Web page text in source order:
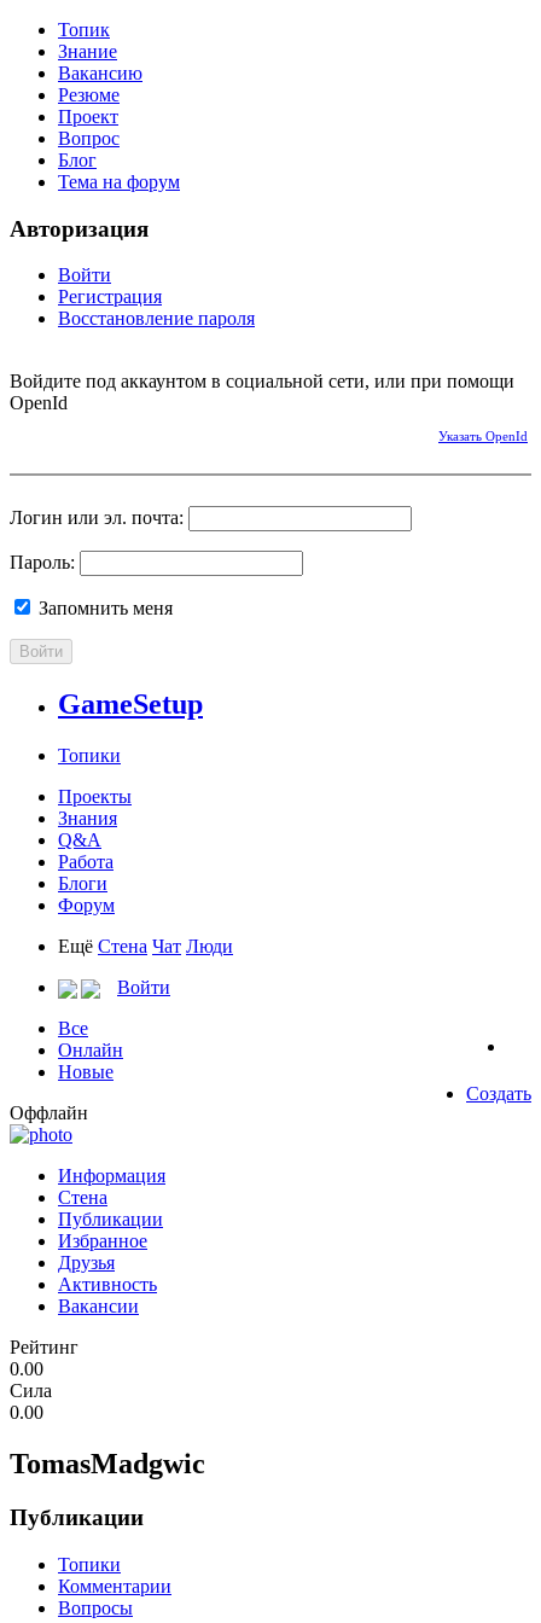
Топик
Знание
Вакансию
Резюме
Проект
Вопрос
Блог
Тема на форум
Авторизация
Войти
Регистрация
Восстановление пароля
Войдите под аккаунтом в социальной сети, или при помощи
OpenId
Указать OpenId
Логин или эл. почта:
Пароль:
Запомнить меня
Войти
GameSetup
Топики
Проекты
Знания
Q&A
Работа
Блоги
Форум
Ещё Стена Чат Люди
Войти
Все
Онлайн
Новые
Создать
Оффлайн
Информация
Стена
Публикации
Избранное
Друзья
Активность
Вакансии
Рейтинг
0.00
Сила
0.00
TomasMadgwic
Публикации
Топики
Комментарии
Вопросы